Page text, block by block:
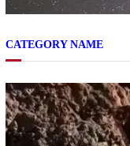
CATEGORY NAME